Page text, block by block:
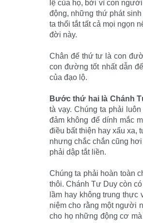
lệ của họ, bởi vì con
động, những thứ phát
ta thổi tắt tất cả mọi ngọn
đời này.
Chân đế thứ tư là con
con đường tốt nhất dẫn
của đạo lộ.
Bước thứ hai là Chánh
tà vạy. Chúng ta phải
đảm không để dính mắc
điều bất thiện hay xấu xa,
nhưng chắc chắn cũng
phải dập tắt liền.
Chúng ta phải hoàn toàn
thôi. Chánh Tư Duy còn
lầm hay không trung
niệm cho rằng một người
cho họ những động cơ